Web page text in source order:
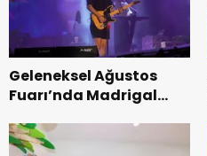
Geleneksel Ağustos
Fuarı’nda Madrigal